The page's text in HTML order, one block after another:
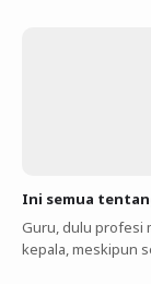
Ini semua
Guru, dulu profesi
kepala, meskipun